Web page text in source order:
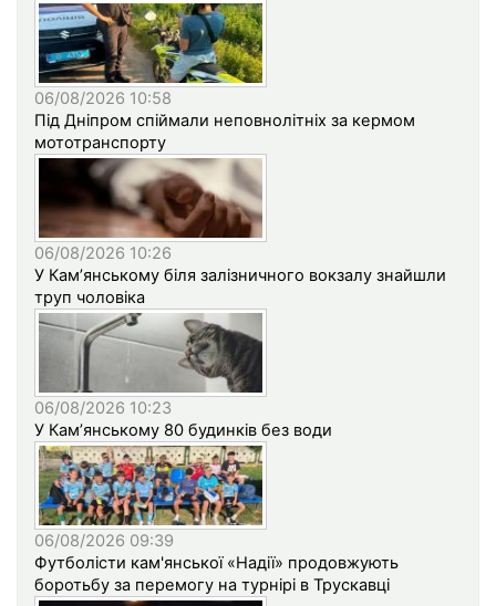
06/08/2026 10:58
Під Дніпром спіймали неповнолітніх за кермом
мототранспорту
06/08/2026 10:26
У Кам’янському біля залізничного вокзалу знайшли
труп чоловіка
06/08/2026 10:23
У Кам’янському 80 будинків без води
06/08/2026 09:39
Футболісти кам'янської «Надії» продовжують
боротьбу за перемогу на турнірі в Трускавці